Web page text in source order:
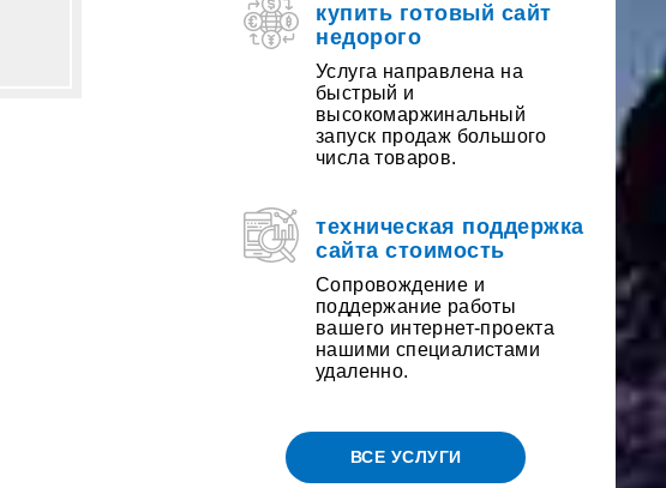
купить готовый сайт
недорого
Услуга направлена на
быстрый и
высокомаржинальный
запуск продаж большого
числа товаров.
техническая поддержка
сайта стоимость
Сопровождение и
поддержание работы
вашего интернет-проекта
нашими специалистами
удаленно.
ВСЕ УСЛУГИ